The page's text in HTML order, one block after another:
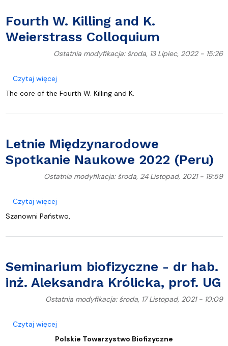
Fourth W. Killing and K.
Weierstrass Colloquium
Ostatnia modyfikacja: środa, 13 Lipiec, 2022 - 15:26
Czytaj więcejo Fourth W. Killing and K. Weierstrass Colloquium
The core of the Fourth W. Killing and K.
Letnie Międzynarodowe
Spotkanie Naukowe 2022 (Peru)
Ostatnia modyfikacja: środa, 24 Listopad, 2021 - 19:59
Czytaj więcejo Letnie Międzynarodowe Spotkanie Naukowe
Szanowni Państwo,
Seminarium biofizyczne - dr hab.
inż. Aleksandra Królicka, prof. UG
Ostatnia modyfikacja: środa, 17 Listopad, 2021 - 10:09
Czytaj więcejo Seminarium biofizyczne - dr hab. inż. Aleksandra
Polskie Towarzystwo Biofizyczne